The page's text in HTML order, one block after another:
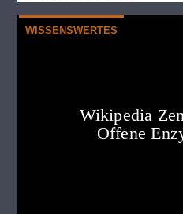
WISSENSWERTES
Wikipedia
Offene